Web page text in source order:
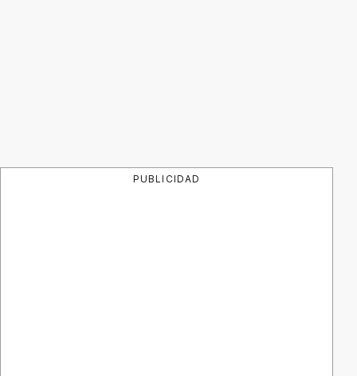
PUBLICIDAD